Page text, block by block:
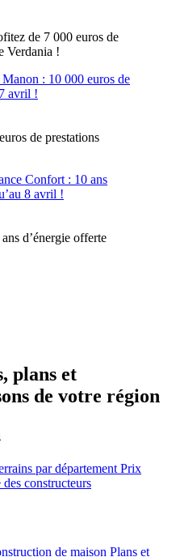
de 7 000 euros de
Verdania !
de prestations
d’énergie offerte
plans et
de votre région
par département Prix
constructeurs
de maison Plans et